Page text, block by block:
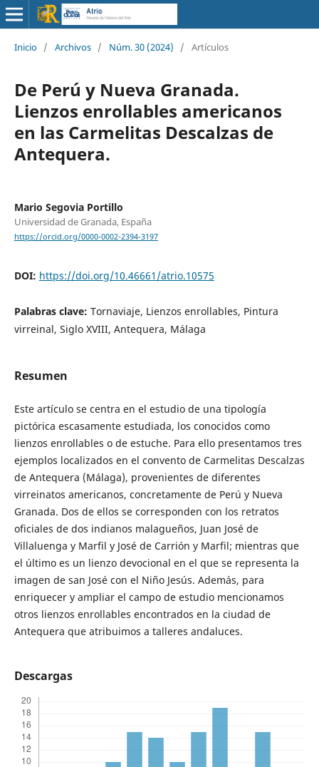
Inicio / Archivos / Núm. 30 (2024) / Artículos
De Perú y Nueva Granada.
Lienzos enrollables americanos
en las Carmelitas Descalzas de
Antequera.
Mario Segovia Portillo
Universidad de Granada, España
https://orcid.org/0000-0002-2394-3197
DOI: https://doi.org/10.46661/atrio.10575
Palabras clave: Tornaviaje, Lienzos enrollables, Pintura
virreinal, Siglo XVIII, Antequera, Málaga
Resumen
Este artículo se centra en el estudio de una tipología
pictórica escasamente estudiada, los conocidos como
lienzos enrollables o de estuche. Para ello presentamos tres
ejemplos localizados en el convento de Carmelitas Descalzas
de Antequera (Málaga), provenientes de diferentes
virreinatos americanos, concretamente de Perú y Nueva
Granada. Dos de ellos se corresponden con los retratos
oficiales de dos indianos malagueños, Juan José de
Villaluenga y Marfil y José de Carrión y Marfil; mientras que
el último es un lienzo devocional en el que se representa la
imagen de san José con el Niño Jesús. Además, para
enriquecer y ampliar el campo de estudio mencionamos
otros lienzos enrollables encontrados en la ciudad de
Antequera que atribuimos a talleres andaluces.
Descargas